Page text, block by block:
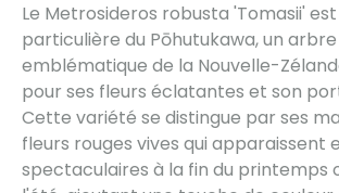
Le Metrosideros robusta 'Tomasii'
particulière du Pōhutukawa, un arbre
emblématique de la Nouvelle-
pour ses fleurs éclatantes et son
Cette variété se distingue par ses
fleurs rouges vives qui apparaissent
spectaculaires à la fin du printemps